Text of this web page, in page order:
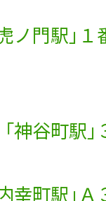
虎ノ門駅」１
「神谷町駅
内幸町駅」Ａ